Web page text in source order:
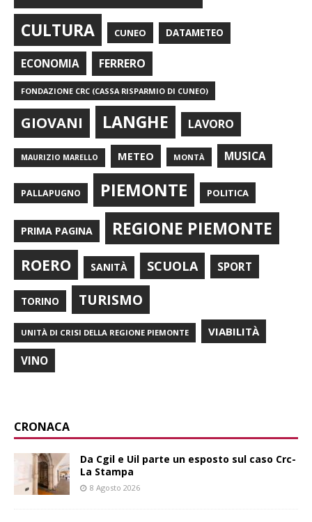
CULTURA CUNEO DATAMETEO
ECONOMIA FERRERO
FONDAZIONE CRC (CASSA RISPARMIO DI CUNEO)
GIOVANI LANGHE LAVORO
MAURIZIO MARELLO METEO MONTÀ MUSICA
PALLAPUGNO PIEMONTE POLITICA
PRIMA PAGINA REGIONE PIEMONTE
ROERO SANITÀ SCUOLA SPORT
TORINO TURISMO
UNITÀ DI CRISI DELLA REGIONE PIEMONTE VIABILITÀ
VINO
CRONACA
Da Cgil e Uil parte un esposto sul caso Crc-
La Stampa
8 Agosto 2026